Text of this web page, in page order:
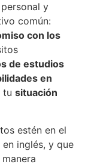
y
común:
con los
de estudios
en
tu situación
estén en el
inglés, y que